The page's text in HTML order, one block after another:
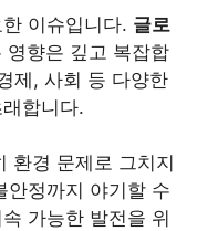
이슈입니다. 글로
영향은 깊고 복잡합
제, 사회 등 다양한
합니다.
환경 문제로 그치지
안정까지 야기할 수
가능한 발전을 위